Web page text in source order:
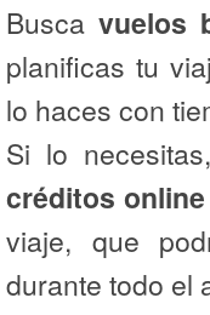
Busca vuelos
planificas tu
lo haces con
Si lo
créditos online
viaje, que
durante todo el